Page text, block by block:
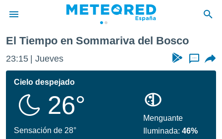
de
por
se
calidad.
a este
las
El Tiempo en Sommariva del Bosco
23:15 Jueves ...
Cielo despejado
26°
Sensación de 28°
Menguante
Iluminada:46%